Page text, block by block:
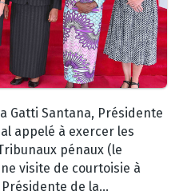
Gatti Santana, Présidente
appelé à exercer les
pénaux (le
visite de courtoisie à
Présidente de la…